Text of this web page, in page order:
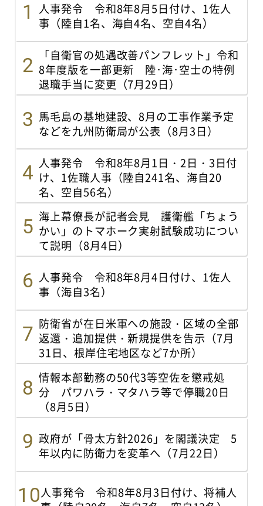
人事発令 令和8年8月5日付け、1佐人
事（陸自1名、海自4名、空自4名）
「自衛官の処遇改善パンフレット」令和
8年度版を一部更新 陸･海･空士の特例
退職手当に変更（7月29日）
馬毛島の基地建設、8月の工事作業予定
などを九州防衛局が公表（8月3日）
人事発令 令和8年8月1日・2日・3日付
け、1佐職人事（陸自241名、海自20
名、空自56名）
海上幕僚長が記者会見 護衛艦「ちょう
かい」のトマホーク実射試験成功につい
て説明（8月4日）
人事発令 令和8年8月4日付け、1佐人
事（海自3名）
防衛省が在日米軍への施設・区域の全部
返還・追加提供・新規提供を告示（7月
31日、根岸住宅地区など7か所）
情報本部勤務の50代3等空佐を懲戒処
分 パワハラ・マタハラ等で停職20日
（8月5日）
政府が「骨太方針2026」を閣議決定 5
年以内に防衛力を変革へ（7月22日）
人事発令 令和8年8月3日付け、将補人